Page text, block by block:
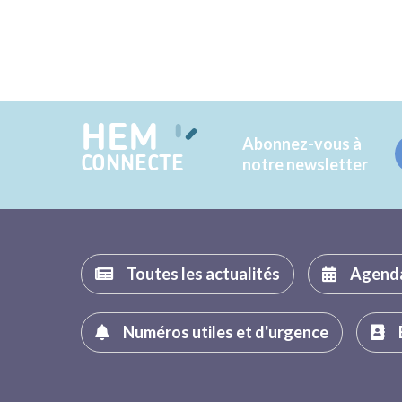
HEM
CONNECTE
Abonnez-vous à
notre newsletter
Toutes les actualités
Numéros utiles et d'urgence